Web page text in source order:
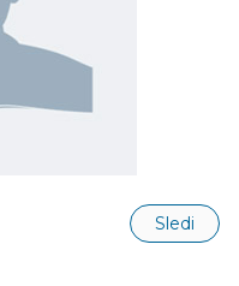
Sledi